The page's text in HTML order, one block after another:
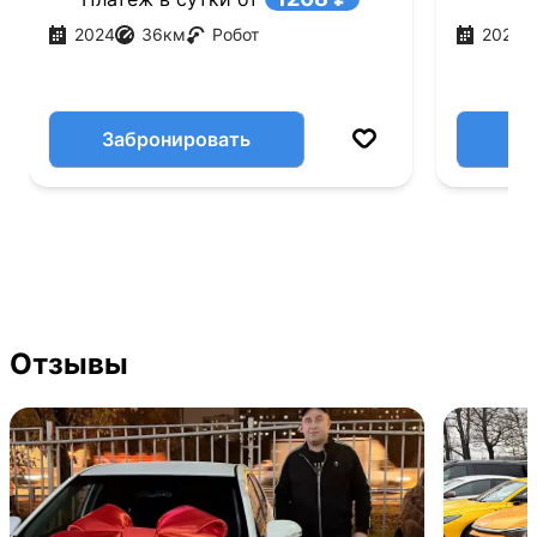
2024 36км Робот
Забронировать
2021
Отзывы